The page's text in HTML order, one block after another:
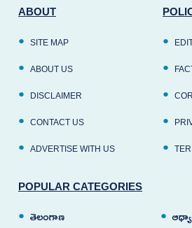
ABOUT
SITE MAP
ABOUT US
DISCLAIMER
CONTACT US
ADVERTISE WITH US
POPULAR CATEGORIES
తెలంగాణ